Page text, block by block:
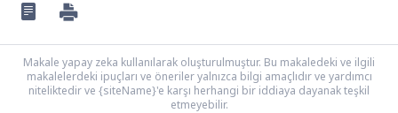
Makale yapay zeka kullanılarak oluşturulmuştur. Bu makaledeki ve ilgili
makalelerdeki ipuçları ve öneriler yalnızca bilgi amaçlıdır ve yardımcı
niteliktedir ve {siteName}'e karşı herhangi bir iddiaya dayanak teşkil
etmeyebilir.